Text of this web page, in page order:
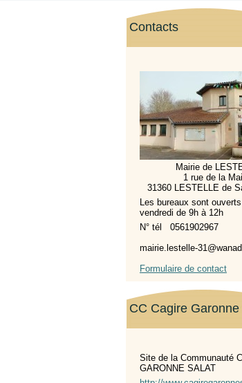
Contacts
Mairie de
1 rue de la
31360 LESTELLE de
Les bureaux sont
vendredi de 9h à 12h
N° tél 0561902967
mairie.lestelle-
Formulaire de contact
CC Cagire
Site de la Communauté
GARONNE SALAT